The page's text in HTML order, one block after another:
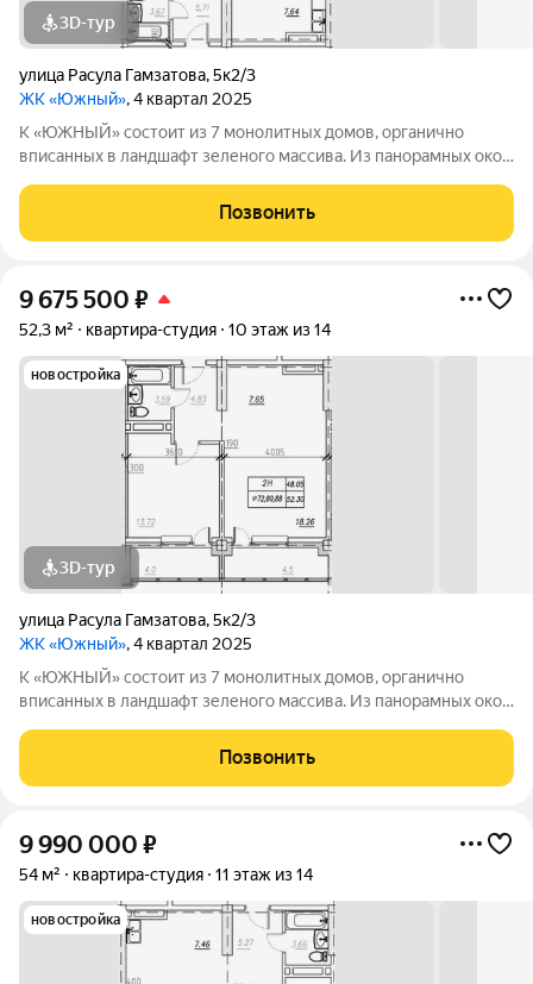
3D-тур
улица Расула Гамзатова,5к2/3
ЖК «Южный», 4 квартал 2025
К «ЮЖНЫЙ» состоит из 7 монолитных домов, органично
вписанных в ландшафт зеленого массива. Из панорамных окон
Благоустроенная территория и современная инфраструктура
создадут все условия для вашей
Позвонить
9 675 500 ₽
52,3 м² квартира-студия 10 этаж из 14
новостройка
3D-тур
улица Расула Гамзатова,5к2/3
ЖК «Южный», 4 квартал 2025
К «ЮЖНЫЙ» состоит из 7 монолитных домов, органично
вписанных в ландшафт зеленого массива. Из панорамных окон
Благоустроенная территория и современная инфраструктура
создадут все условия для вашей
Позвонить
9 990 000 ₽
54 м² квартира-студия 11 этаж из 14
новостройка